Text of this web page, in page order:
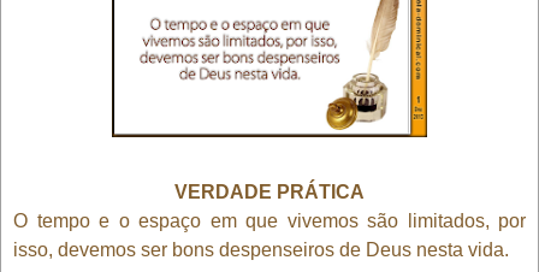
VERDADE PRÁTICA
O tempo e o espaço em que vivemos são limitados, por
isso, devemos ser bons despenseiros de Deus nesta vida.